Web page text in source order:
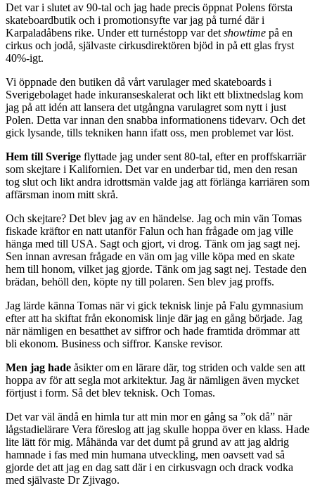
Det var i slutet av 90-tal och jag hade precis öppnat Polens första
skateboardbutik och i promotionsyfte var jag på turné där i
Karpaladåbens rike. Under ett turnéstopp var det showtime på en
cirkus och jodå, självaste cirkusdirektören bjöd in på ett glas fryst
40%-igt.
Vi öppnade den butiken då vårt varulager med skateboards i
Sverigebolaget hade inkuranseskalerat och likt ett blixtnedslag kom
jag på att idén att lansera det utgångna varulagret som nytt i just
Polen. Detta var innan den snabba informationens tidevarv. Och det
gick lysande, tills tekniken hann ifatt oss, men problemet var löst.
Hem till Sverige flyttade jag under sent 80-tal, efter en proffskarriär
som skejtare i Kalifornien. Det var en underbar tid, men den resan
tog slut och likt andra idrottsmän valde jag att förlänga karriären som
affärsman inom mitt skrå.
Och skejtare? Det blev jag av en händelse. Jag och min vän Tomas
fiskade kräftor en natt utanför Falun och han frågade om jag ville
hänga med till USA. Sagt och gjort, vi drog. Tänk om jag sagt nej.
Sen innan avresan frågade en vän om jag ville köpa med en skate
hem till honom, vilket jag gjorde. Tänk om jag sagt nej. Testade den
brädan, behöll den, köpte ny till polaren. Sen blev jag proffs.
Jag lärde känna Tomas när vi gick teknisk linje på Falu gymnasium
efter att ha skiftat från ekonomisk linje där jag en gång började. Jag
när nämligen en besatthet av siffror och hade framtida drömmar att
bli ekonom. Business och siffror. Kanske revisor.
Men jag hade åsikter om en lärare där, tog striden och valde sen att
hoppa av för att segla mot arkitektur. Jag är nämligen även mycket
förtjust i form. Så det blev teknisk. Och Tomas.
Det var väl ändå en himla tur att min mor en gång sa ”ok då” när
lågstadielärare Vera föreslog att jag skulle hoppa över en klass. Hade
lite lätt för mig. Måhända var det dumt på grund av att jag aldrig
hamnade i fas med min humana utveckling, men oavsett vad så
gjorde det att jag en dag satt där i en cirkusvagn och drack vodka
med självaste Dr Zjivago.